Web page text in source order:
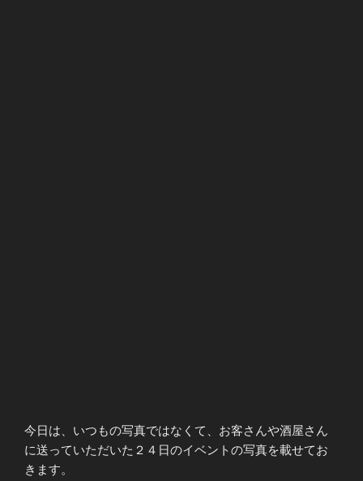
今日は、いつもの写真ではなくて、お客さんや酒屋さん
に送っていただいた２４日のイベントの写真を載せてお
きます。